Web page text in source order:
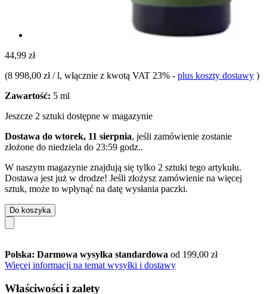
44,99 zł
(8 998,00 zł / l, włącznie z kwotą VAT 23% - plus koszty dostawy )
Zawartość: 5 ml
Jeszcze 2 sztuki dostępne w magazynie
Dostawa do wtorek, 11 sierpnia, jeśli zamówienie zostanie
złożone do niedziela do 23:59 godz..
W naszym magazynie znajdują się tylko 2 sztuki tego artykułu.
Dostawa jest już w drodze! Jeśli złożysz zamówienie na więcej
sztuk, może to wpłynąć na datę wysłania paczki.
Do koszyka
Polska: Darmowa wysyłka standardowa od 199,00 zł
Więcej informacji na temat wysyłki i dostawy
Właściwości i zalety